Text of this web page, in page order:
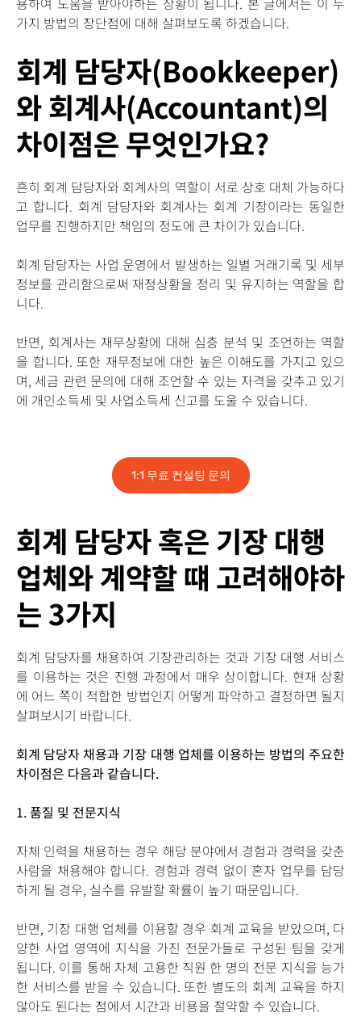
가지 방법의 장단점에 대해 살펴보도록 하겠습니다.
회계 담당자(Bookkeeper)
와 회계사(Accountant)의
차이점은 무엇인가요?
흔히 회계 담당자와 회계사의 역할이 서로 상호 대체 가능하다
고 합니다. 회계 담당자와 회계사는 회계 기장이라는 동일한
업무를 진행하지만 책임의 정도에 큰 차이가 있습니다.
회계 담당자는 사업 운영에서 발생하는 일별 거래기록 및 세부
정보를 관리함으로써 재정상황을 정리 및 유지하는 역할을 합
니다.
반면, 회계사는 재무상황에 대해 심층 분석 및 조언하는 역할
을 합니다. 또한 재무정보에 대한 높은 이해도를 가지고 있으
며, 세금 관련 문의에 대해 조언할 수 있는 자격을 갖추고 있기
에 개인소득세 및 사업소득세 신고를 도울 수 있습니다.
1:1 무료 컨설팅 문의
회계 담당자 혹은 기장 대행
업체와 계약할 떄 고려해야하
는 3가지
회계 담당자를 채용하여 기장관리하는 것과 기장 대행 서비스
를 이용하는 것은 진행 과정에서 매우 상이합니다. 현재 상황
에 어느 쪽이 적합한 방법인지 어떻게 파악하고 결정하면 될지
살펴보시기 바랍니다.
회계 담당자 채용과 기장 대행 업체를 이용하는 방법의 주요한
차이점은 다음과 같습니다.
1.품질 및 전문지식
자체 인력을 채용하는 경우 해당 분야에서 경험과 경력을 갖춘
사람을 채용해야 합니다. 경험과 경력 없이 혼자 업무를 담당
하게 될 경우, 실수를 유발할 확률이 높기 때문입니다.
반면, 기장 대행 업체를 이용할 경우 회계 교육을 받았으며, 다
양한 사업 영역에 지식을 가진 전문가들로 구성된 팀을 갖게
됩니다. 이를 통해 자체 고용한 직원 한 명의 전문 지식을 능가
한 서비스를 받을 수 있습니다. 또한 별도의 회계 교육을 하지
않아도 된다는 점에서 시간과 비용을 절약할 수 있습니다.